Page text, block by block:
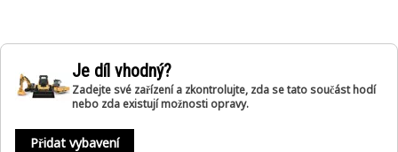
Je díl vhodný?
Zadejte své zařízení a zkontrolujte, zda se tato součást hodí
nebo zda existují možnosti opravy.
Přidat vybavení